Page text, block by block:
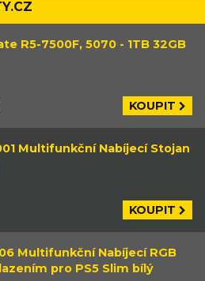
R5-7500F, 5070 - 1TB 32GB
KOUPIT
Multifunkční Nabíjecí Stojan
KOUPIT
Multifunkční Nabíjecí RGB
pro PS5 Slim bílý